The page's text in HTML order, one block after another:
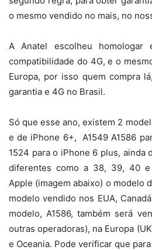
o mesmo vendido no mais, no
A Anatel escolheu homologar
compatibilidade do 4G, e o
Europa, por isso quem compra
garantia e 4G no Brasil.
Só que esse ano, existem 2
e de iPhone 6+, A1549 A1586
1524 para o iPhone 6 plus, ainda
diferentes como a 38, 39, 40
Apple (imagem abaixo) o modelo
modelo vendido nos EUA,
modelo, A1586, também será
outras operadoras), na Europa
e Oceania. Pode verificar que